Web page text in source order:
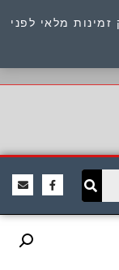
מלאי לפני
כתובת : היוזמים 9 אור יהודה שירות לקוחות 054-